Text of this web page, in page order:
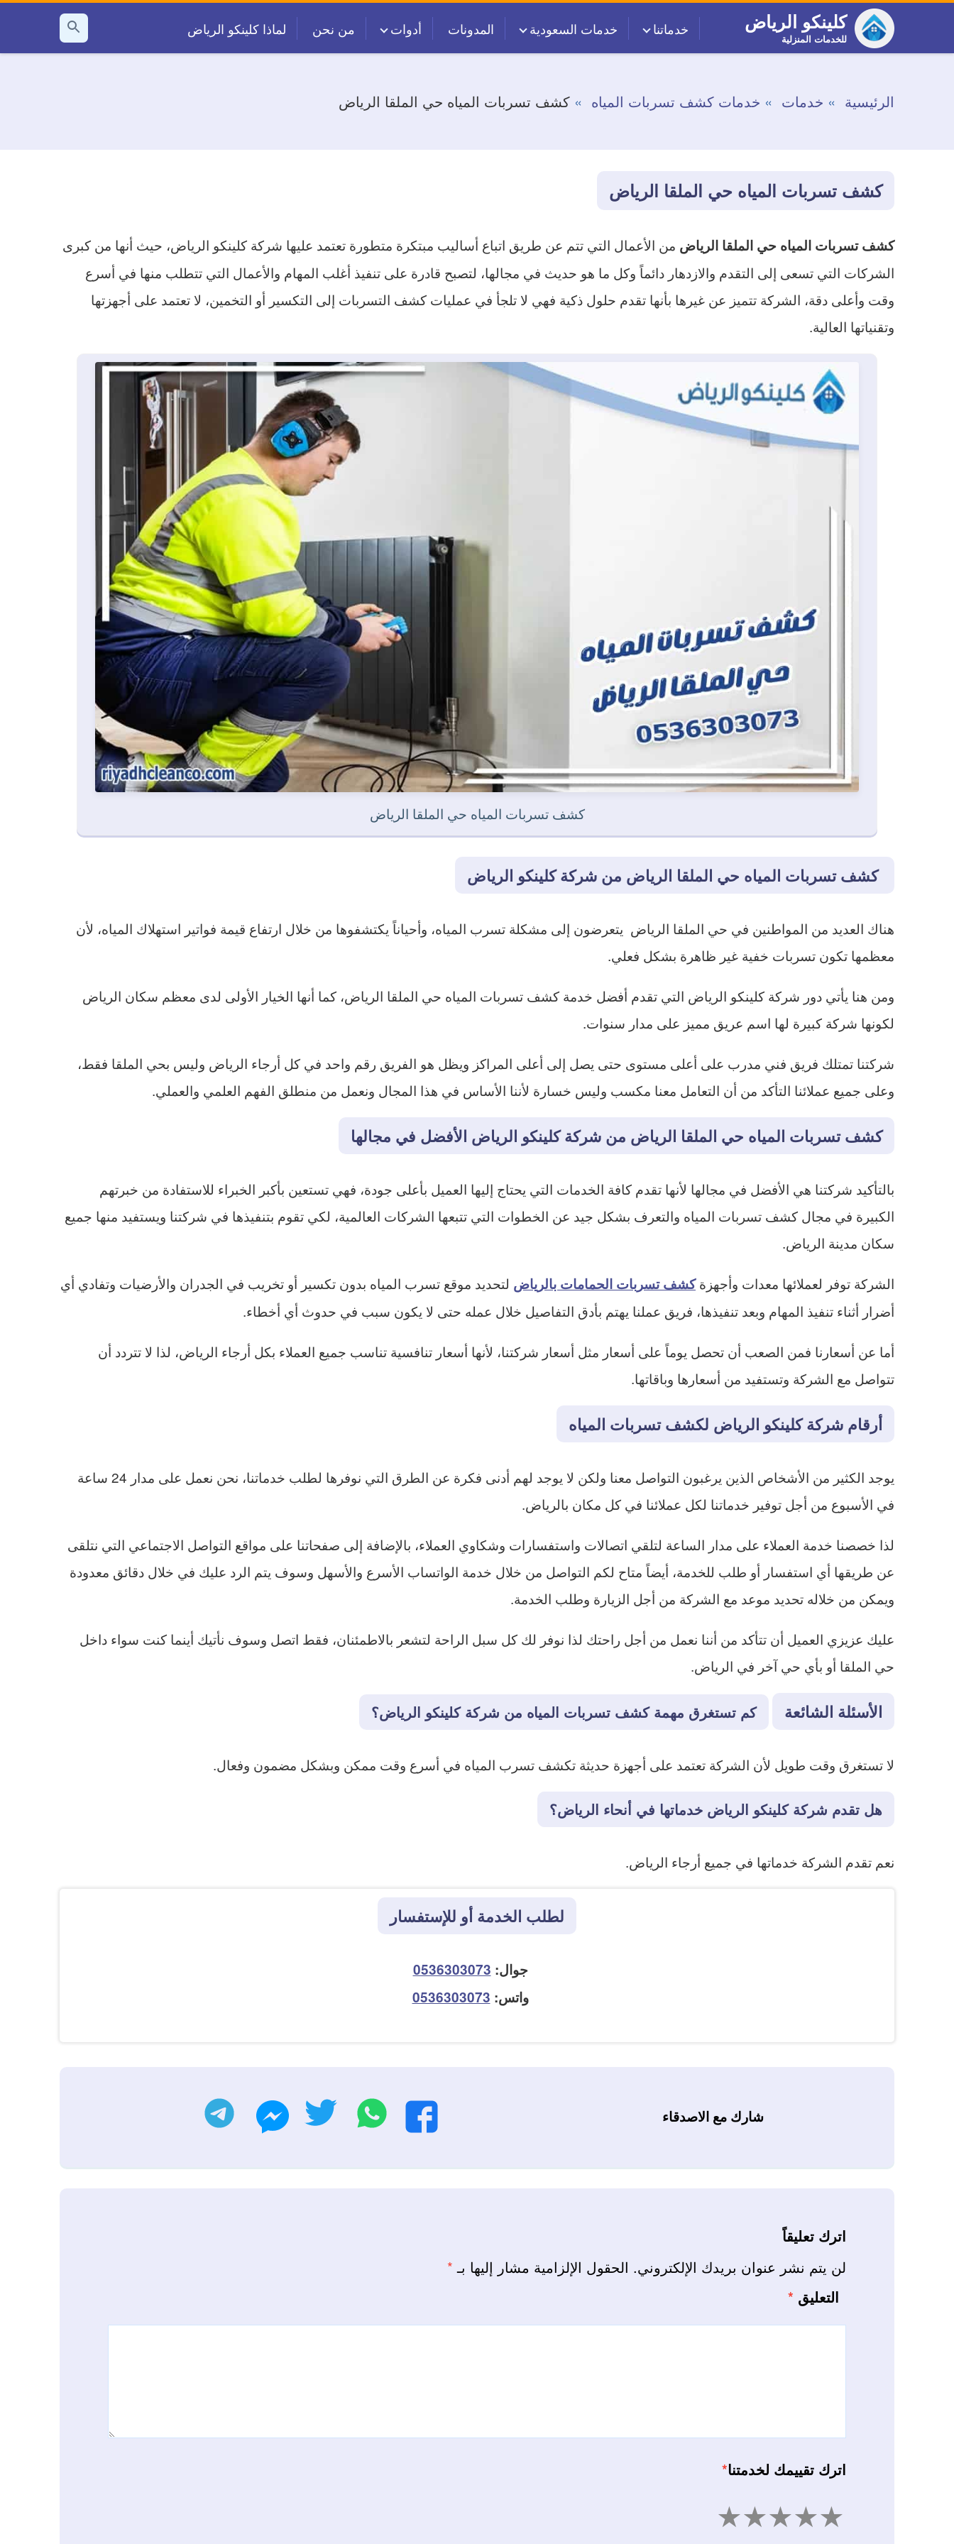
كلينكو الرياض
للخدمات المنزلية
خدماتنا خدمات السعودية المدونات أدوات من نحن لماذا كلينكو الرياض
بحث
عن
الرئيسية خدمات خدمات كشف تسربات المياه كشف تسربات المياه حي الملقا الرياض
كشف تسربات المياه حي الملقا الرياض
كشف تسربات المياه حي الملقا الرياض من الأعمال التي تتم عن طريق اتباع أساليب مبتكرة متطورة تعتمد عليها شركة كلينكو الرياض، حيث أنها من كبرى
الشركات التي تسعى إلى التقدم والازدهار دائماً وكل ما هو حديث في مجالها، لتصبح قادرة على تنفيذ أغلب المهام والأعمال التي تتطلب منها في أسرع
وقت وأعلى دقة، الشركة تتميز عن غيرها بأنها تقدم حلول ذكية فهي لا تلجأ في عمليات كشف التسربات إلى التكسير أو التخمين، لا تعتمد على أجهزتها
وتقنياتها العالية.
كشف تسربات المياه حي الملقا الرياض
كشف تسربات المياه حي الملقا الرياض من شركة كلينكو الرياض
هناك العديد من المواطنين في حي الملقا الرياض يتعرضون إلى مشكلة تسرب المياه، وأحياناً يكتشفوها من خلال ارتفاع قيمة فواتير استهلاك المياه، لأن
معظمها تكون تسربات خفية غير ظاهرة بشكل فعلي.
ومن هنا يأتي دور شركة كلينكو الرياض التي تقدم أفضل خدمة كشف تسربات المياه حي الملقا الرياض، كما أنها الخيار الأولى لدى معظم سكان الرياض
لكونها شركة كبيرة لها اسم عريق مميز على مدار سنوات.
شركتنا تمتلك فريق فني مدرب على أعلى مستوى حتى يصل إلى أعلى المراكز ويظل هو الفريق رقم واحد في كل أرجاء الرياض وليس بحي الملقا فقط،
وعلى جميع عملائنا التأكد من أن التعامل معنا مكسب وليس خسارة لأننا الأساس في هذا المجال ونعمل من منطلق الفهم العلمي والعملي.
كشف تسربات المياه حي الملقا الرياض من شركة كلينكو الرياض الأفضل في مجالها
بالتأكيد شركتنا هي الأفضل في مجالها لأنها تقدم كافة الخدمات التي يحتاج إليها العميل بأعلى جودة، فهي تستعين بأكبر الخبراء للاستفادة من خبرتهم
الكبيرة في مجال كشف تسربات المياه والتعرف بشكل جيد عن الخطوات التي تتبعها الشركات العالمية، لكي تقوم بتنفيذها في شركتنا ويستفيد منها جميع
سكان مدينة الرياض.
الشركة توفر لعملائها معدات وأجهزةكشف تسربات الحمامات بالرياض لتحديد موقع تسرب المياه بدون تكسير أو تخريب في الجدران والأرضيات وتفادي أي
أضرار أثناء تنفيذ المهام وبعد تنفيذها، فريق عملنا يهتم بأدق التفاصيل خلال عمله حتى لا يكون سبب في حدوث أي أخطاء.
أما عن أسعارنا فمن الصعب أن تحصل يوماً على أسعار مثل أسعار شركتنا، لأنها أسعار تنافسية تناسب جميع العملاء بكل أرجاء الرياض، لذا لا تتردد أن
تتواصل مع الشركة وتستفيد من أسعارها وباقاتها.
أرقام شركة كلينكو الرياض لكشف تسربات المياه
يوجد الكثير من الأشخاص الذين يرغبون التواصل معنا ولكن لا يوجد لهم أدنى فكرة عن الطرق التي نوفرها لطلب خدماتنا، نحن نعمل على مدار 24 ساعة
في الأسبوع من أجل توفير خدماتنا لكل عملائنا في كل مكان بالرياض.
لذا خصصنا خدمة العملاء على مدار الساعة لتلقي اتصالات واستفسارات وشكاوي العملاء، بالإضافة إلى صفحاتنا على مواقع التواصل الاجتماعي التي نتلقى
عن طريقها أي استفسار أو طلب للخدمة، أيضاً متاح لكم التواصل من خلال خدمة الواتساب الأسرع والأسهل وسوف يتم الرد عليك في خلال دقائق معدودة
ويمكن من خلاله تحديد موعد مع الشركة من أجل الزيارة وطلب الخدمة.
عليك عزيزي العميل أن تتأكد من أننا نعمل من أجل راحتك لذا نوفر لك كل سبل الراحة لتشعر بالاطمئنان، فقط اتصل وسوف نأتيك أينما كنت سواء داخل
حي الملقا أو بأي حي آخر في الرياض.
الأسئلة الشائعة كم تستغرق مهمة كشف تسربات المياه من شركة كلينكو الرياض؟
لا تستغرق وقت طويل لأن الشركة تعتمد على أجهزة حديثة تكشف تسرب المياه في أسرع وقت ممكن وبشكل مضمون وفعال.
هل تقدم شركة كلينكو الرياض خدماتها في أنحاء الرياض؟
نعم تقدم الشركة خدماتها في جميع أرجاء الرياض.
لطلب الخدمة أو للإستفسار
جوال: 0536303073
واتس: 0536303073
شارك مع الاصدقاء فيسبوك واتساب تويتر ماسنجر
اترك تعليقاً
لن يتم نشر عنوان بريدك الإلكتروني. الحقول الإلزامية مشار إليها بـ *
التعليق *
اترك تقييمك لخدمتنا*
4 3 2 1